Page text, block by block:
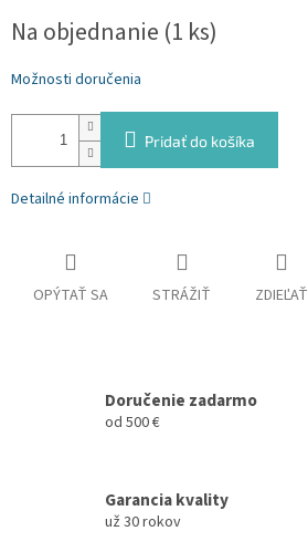
cena:
Na objednanie (1 ks)
Možnosti doručenia
Pridať do košíka
Detailné informácie
OPÝTAŤ SA STRÁŽIŤ ZDIEĽAŤ
Doručenie zadarmo
od 500 €
Garancia kvality
už 30 rokov